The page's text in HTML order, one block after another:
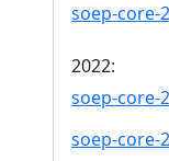
soep-core-
2022:
soep-core-
soep-core-